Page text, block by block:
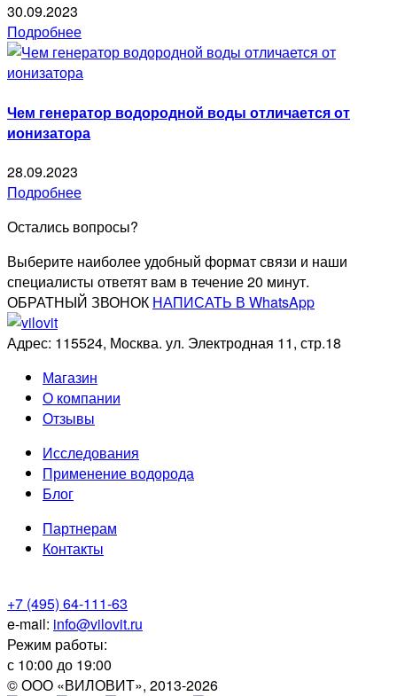
30.09.2023
Подробнее
Чем генератор водородной воды отличается от
ионизатора
28.09.2023
Подробнее
Остались вопросы?
Выберите наиболее удобный формат связи и наши
специалисты ответят вам в течение 20 минут.
ОБРАТНЫЙ ЗВОНОК НАПИСАТЬ В WhatsApp
Адрес: 115524, Москва. ул. Электродная 11, стр.18
Магазин
О компании
Отзывы
Исследования
Применение водорода
Блог
Партнерам
Контакты
+7 (495) 64-111-63
e-mail: info@vilovit.ru
Режим работы:
с 10:00 до 19:00
© ООО «ВИЛОВИТ», 2013-2026